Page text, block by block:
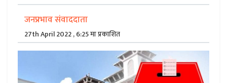
जनप्रभाव संवाददाता
27th April 2022 , 6:25 मा प्रकाशित